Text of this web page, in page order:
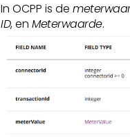
In OCPP is de
ID, enMeterwaarde.